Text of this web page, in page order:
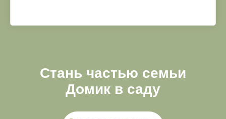
Стань частью семьи
Домик в саду